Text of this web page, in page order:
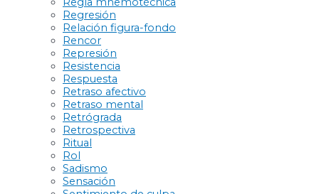
Regresión
Relación figura-fondo
Rencor
Represión
Resistencia
Respuesta
Retraso afectivo
Retraso mental
Retrógrada
Retrospectiva
Ritual
Rol
Sadismo
Sensación